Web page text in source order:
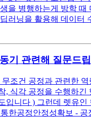
을 병행하는게 방학
러닝을 활용해 데이
기 관련해 질문드
조건 공정과 관련한
, 식각 공정을 수행하
입니다 ) 그런데 렛유
한공정안정성확보 -